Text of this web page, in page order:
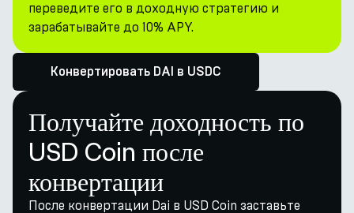
переведите его в доходную стратегию и
зарабатывайте до 10% APY.
Конвертировать DAI в USDC
Получайте доходность по
USD Coin после
конвертации
После конвертации Dai в USD Coin заставьте